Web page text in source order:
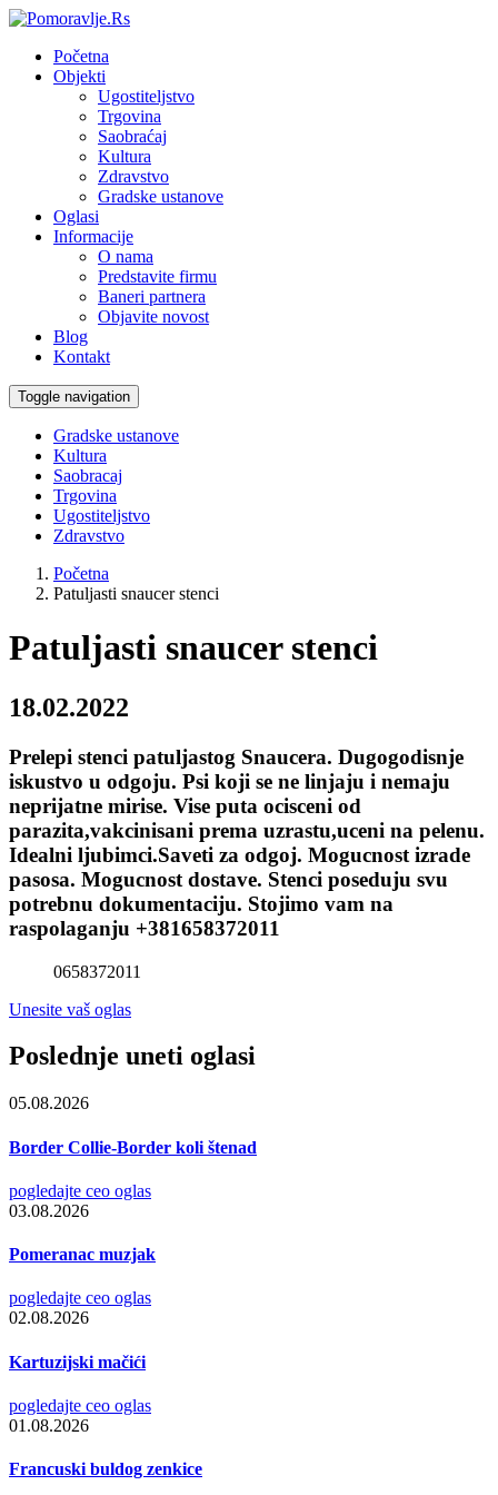
Početna
Objekti
Ugostiteljstvo
Trgovina
Saobraćaj
Kultura
Zdravstvo
Gradske ustanove
Oglasi
Informacije
O nama
Predstavite firmu
Baneri partnera
Objavite novost
Blog
Kontakt
Toggle navigation
Gradske ustanove
Kultura
Saobracaj
Trgovina
Ugostiteljstvo
Zdravstvo
Početna
Patuljasti snaucer stenci
Patuljasti snaucer stenci
18.02.2022
Prelepi stenci patuljastog Snaucera. Dugogodisnje
iskustvo u odgoju. Psi koji se ne linjaju i nemaju
neprijatne mirise. Vise puta ocisceni od
parazita,vakcinisani prema uzrastu,uceni na pelenu.
Idealni ljubimci.Saveti za odgoj. Mogucnost izrade
pasosa. Mogucnost dostave. Stenci poseduju svu
potrebnu dokumentaciju. Stojimo vam na
raspolaganju +381658372011
0658372011
Unesite vaš oglas
Poslednje uneti oglasi
05.08.2026
Border Collie-Border koli štenad
pogledajte ceo oglas
03.08.2026
Pomeranac muzjak
pogledajte ceo oglas
02.08.2026
Kartuzijski mačići
pogledajte ceo oglas
01.08.2026
Francuski buldog zenkice